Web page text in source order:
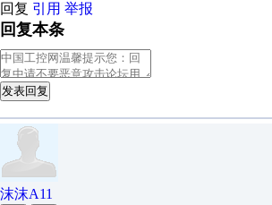
回复 引用 举报
回复本条
发表回复
沫沫A11